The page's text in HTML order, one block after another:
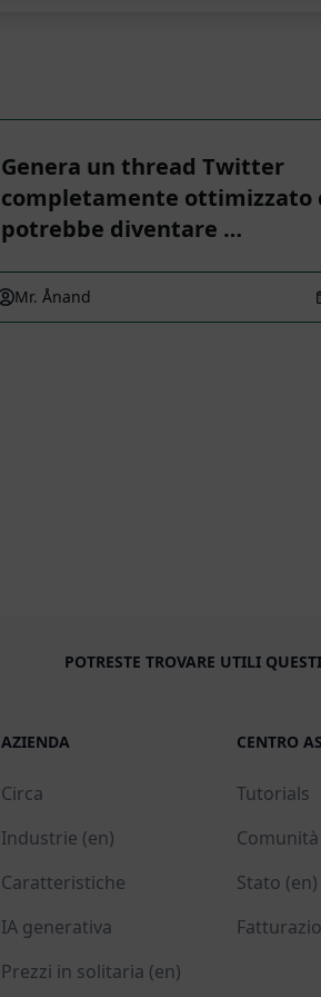
Genera un thread Twitter
completamente ottimizzato
potrebbe diventare …
Mr. Ånand
POTRESTE TROVARE UTILI
AZIENDA
Circa
Industrie (en)
Caratteristiche
IA generativa
Prezzi in solitaria (en)
CENTRO
Tutorials
Stato (en)